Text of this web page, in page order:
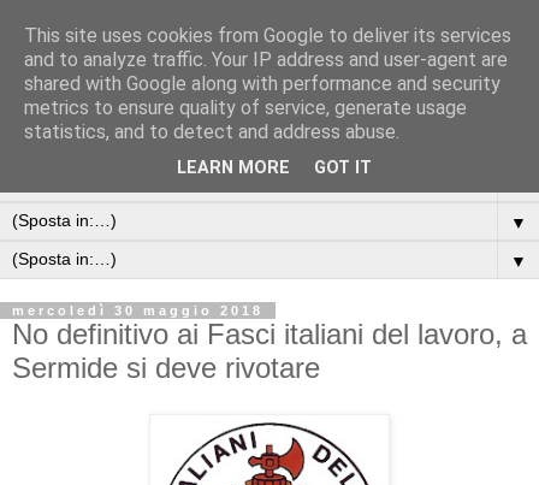
▼
▼
mercoledì 30 maggio 2018
No definitivo ai Fasci italiani del lavoro, a
Sermide si deve rivotare
This site uses cookies from Google to deliver its services
and to analyze traffic. Your IP address and user-agent are
shared with Google along with performance and security
metrics to ensure quality of service, generate usage
statistics, and to detect and address abuse.
LEARN MORE GOT IT